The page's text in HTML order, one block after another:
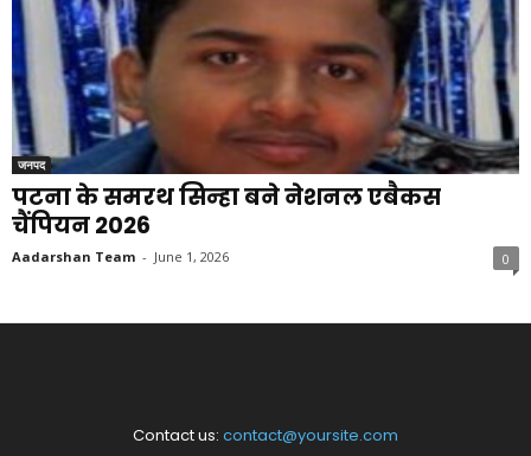
जनपद
पटना के समरथ सिन्हा बने नेशनल एबैकस
चैंपियन 2026
Aadarshan Team - June 1, 2026 0
Contact us: contact@yoursite.com